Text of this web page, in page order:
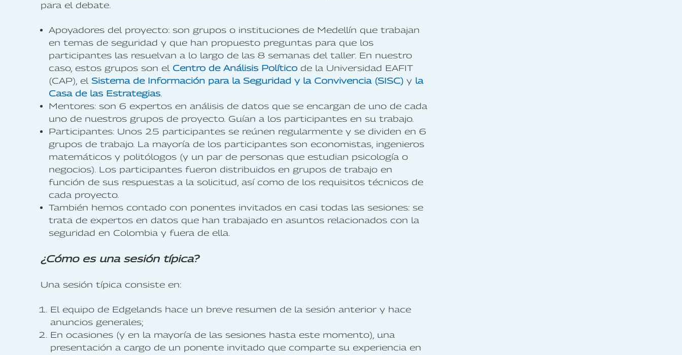
para el debate.
Apoyadores del proyecto: son grupos o instituciones de Medellín que trabajan
en temas de seguridad y que han propuesto preguntas para que los
participantes las resuelvan a lo largo de las 8 semanas del taller. En nuestro
caso, estos grupos son el Centro de Análisis Político de la Universidad EAFIT
(CAP), el Sistema de Información para la Seguridad y la Convivencia (SISC) y la
Casa de las Estrategias.
Mentores: son 6 expertos en análisis de datos que se encargan de uno de cada
uno de nuestros grupos de proyecto. Guían a los participantes en su trabajo.
Participantes: Unos 25 participantes se reúnen regularmente y se dividen en 6
grupos de trabajo. La mayoría de los participantes son economistas, ingenieros
matemáticos y politólogos (y un par de personas que estudian psicología o
negocios). Los participantes fueron distribuidos en grupos de trabajo en
función de sus respuestas a la solicitud, así como de los requisitos técnicos de
cada proyecto.
También hemos contado con ponentes invitados en casi todas las sesiones: se
trata de expertos en datos que han trabajado en asuntos relacionados con la
seguridad en Colombia y fuera de ella.
¿Cómo es una sesión típica?
Una sesión típica consiste en:
El equipo de Edgelands hace un breve resumen de la sesión anterior y hace
anuncios generales;
En ocasiones (y en la mayoría de las sesiones hasta este momento), una
presentación a cargo de un ponente invitado que comparte su experiencia en